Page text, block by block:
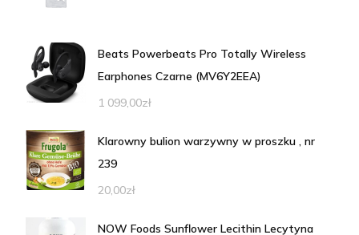
Beats Powerbeats Pro Totally Wireless
Earphones Czarne (MV6Y2EEA)
1 099,00zł
Klarowny bulion warzywny w proszku , nr
239
20,00zł
NOW Foods Sunflower Lecithin Lecytyna